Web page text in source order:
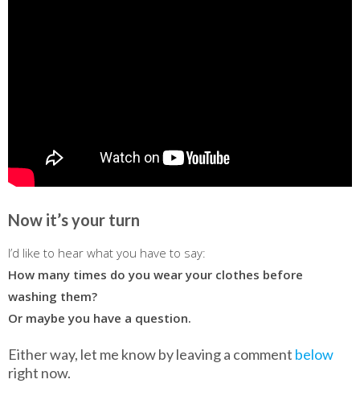
Now it’s your turn
I’d like to hear what you have to say:
How many times do you wear your clothes before
washing them?
Or maybe you have a question.
Either way, let me know by leaving a comment below
right now.